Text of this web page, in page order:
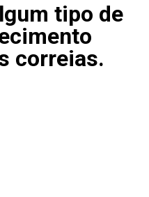
tipo de
correias.